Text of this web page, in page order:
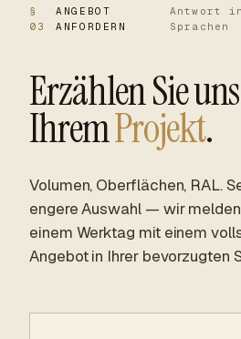
§
03
ANGEBOT
ANFORDERN
Antwort
Sprachen
Erzählen Sie
IhremProjekt.
Volumen, Oberflächen, RAL.
engere Auswahl — wir
einem Werktag mit einem
Angebot in Ihrer bevorzugten